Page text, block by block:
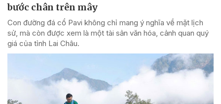
bước chân trên mây
Con đường đá cổ Pavi không chỉ mang ý nghĩa về mặt lịch
sử, mà còn được xem là một tài sản văn hóa, cảnh quan quý
giá của tỉnh Lai Châu.